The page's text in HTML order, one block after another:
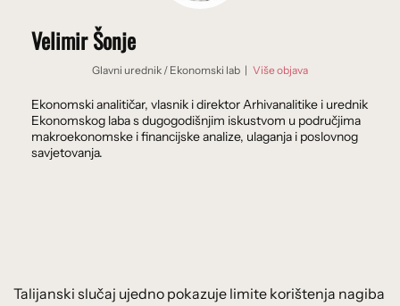
Velimir Šonje
Glavni urednik / Ekonomski lab | Više objava
Ekonomski analitičar, vlasnik i direktor Arhivanalitike i urednik
Ekonomskog laba s dugogodišnjim iskustvom u područjima
makroekonomske i financijske analize, ulaganja i poslovnog
savjetovanja.
Talijanski slučaj ujedno pokazuje limite korištenja nagiba